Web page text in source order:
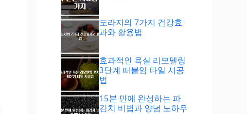
도라지의 7가지 건강효
과와 활용법
효과적인 욕실 리모델링
3단계 떠붙임 타일 시공
법
15분 만에 완성하는 파
김치 비법과 양념 노하우